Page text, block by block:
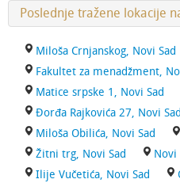
Poslednje tražene lokacije
Miloša Crnjanskog, Novi Sad
Fakultet za menadžment,
Matice srpske 1, Novi Sad
Đorđa Rajkovića 27, Novi Sad
Miloša Obilića, Novi Sad
Žitni trg, Novi Sad
Novi
Ilije Vučetića, Novi Sad